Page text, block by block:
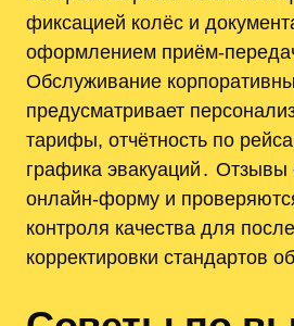
фиксацией колёс и
оформлением приём-
Обслуживание
предусматривает
тарифы, отчётность по
графика эвакуаций․ Отзывы
онлайн-форму и
контроля качества для
корректировки стандартов